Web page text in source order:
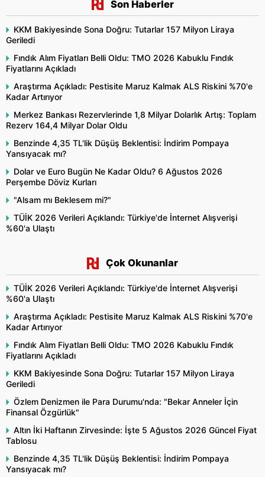
Son Haberler
KKM Bakiyesinde Sona Doğru: Tutarlar 157 Milyon Liraya
Geriledi
Fındık Alım Fiyatları Belli Oldu: TMO 2026 Kabuklu Fındık
Fiyatlarını Açıkladı
Araştırma Açıkladı: Pestisite Maruz Kalmak ALS Riskini %70'e
Kadar Artırıyor
Merkez Bankası Rezervlerinde 1,8 Milyar Dolarlık Artış: Toplam
Rezerv 164,4 Milyar Dolar Oldu
Benzinde 4,35 TL'lik Düşüş Beklentisi: İndirim Pompaya
Yansıyacak mı?
Dolar ve Euro Bugün Ne Kadar Oldu? 6 Ağustos 2026
Perşembe Döviz Kurları
"Alsam mı Beklesem mi?"
TÜİK 2026 Verileri Açıklandı: Türkiye'de İnternet Alışverişi
%60'a Ulaştı
Çok Okunanlar
TÜİK 2026 Verileri Açıklandı: Türkiye'de İnternet Alışverişi
%60'a Ulaştı
Araştırma Açıkladı: Pestisite Maruz Kalmak ALS Riskini %70'e
Kadar Artırıyor
Fındık Alım Fiyatları Belli Oldu: TMO 2026 Kabuklu Fındık
Fiyatlarını Açıkladı
KKM Bakiyesinde Sona Doğru: Tutarlar 157 Milyon Liraya
Geriledi
Özlem Denizmen ile Para Durumu'nda: "Bekar Anneler İçin
Finansal Özgürlük"
Altın İki Haftanın Zirvesinde: İşte 5 Ağustos 2026 Güncel Fiyat
Tablosu
Benzinde 4,35 TL'lik Düşüş Beklentisi: İndirim Pompaya
Yansıyacak mı?